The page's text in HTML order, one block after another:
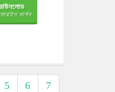
মোবাইল ভার্সন
5 6
7